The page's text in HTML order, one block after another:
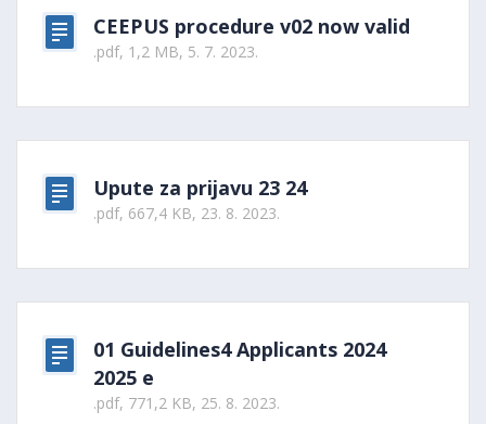
CEEPUS procedure v02 now valid
.pdf, 1,2 MB, 5. 7. 2023.
Upute za prijavu 23 24
.pdf, 667,4 KB, 23. 8. 2023.
01 Guidelines4 Applicants 2024
2025 e
.pdf, 771,2 KB, 25. 8. 2023.